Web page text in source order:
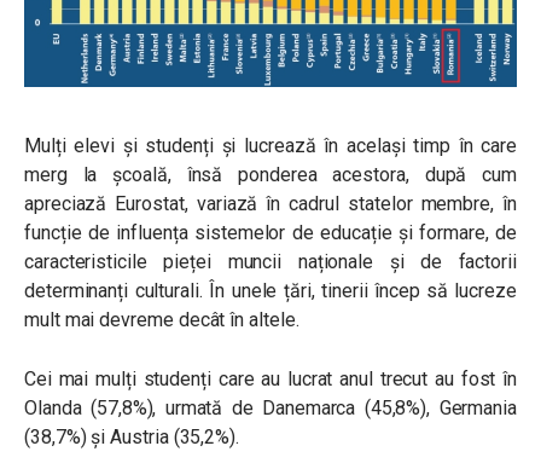
Mulți elevi și studenți și lucrează în același timp în care
merg la școală, însă ponderea acestora, după cum
apreciază Eurostat, variază în cadrul statelor membre, în
funcție de influența sistemelor de educație și formare, de
caracteristicile pieței muncii naționale și de factorii
determinanți culturali. În unele țări, tinerii încep să lucreze
mult mai devreme decât în ​​altele.
Cei mai mulți studenți care au lucrat anul trecut au fost în
Olanda (57,8%), urmată de Danemarca (45,8%), Germania
(38,7%) și Austria (35,2%).